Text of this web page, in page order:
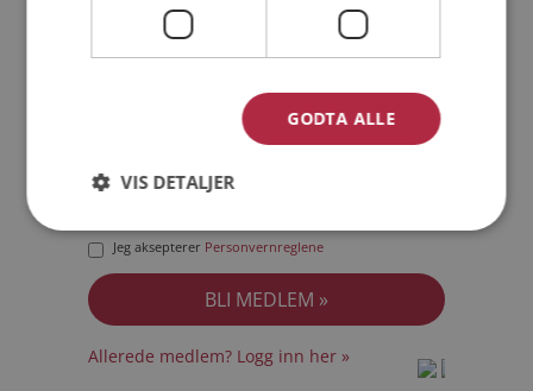
Jeg aksepterer Personvernreglene
Allerede medlem? Logg inn her »
GODTA ALLE
VIS DETALJER